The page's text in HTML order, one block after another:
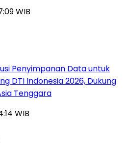
WIB
Penyimpanan Data untuk
DTI Indonesia 2026, Dukung
Tenggara
WIB